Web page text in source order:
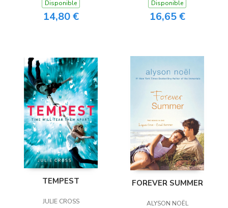
Disponible
14,80 €
Disponible
16,65 €
TEMPEST
JULIE CROSS
FOREVER SUMMER
ALYSON NOËL